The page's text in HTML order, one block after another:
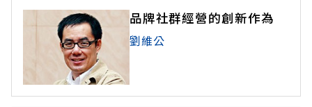
品牌社群經營的創新作為
劉維公